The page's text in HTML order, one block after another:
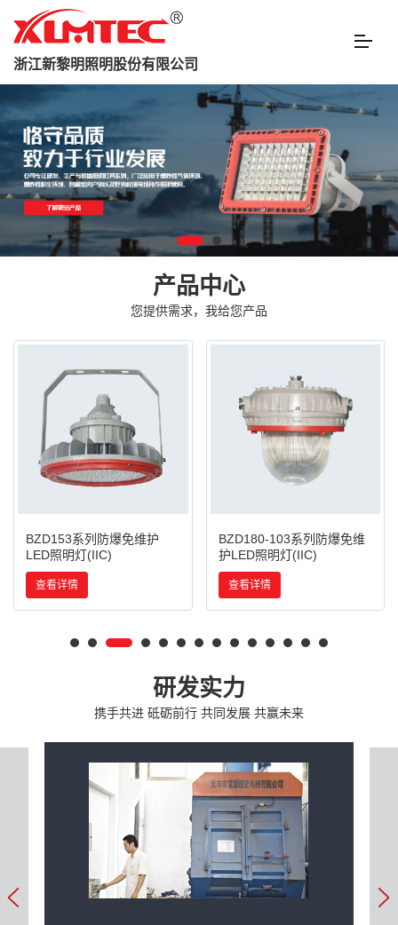
浙江新黎明照明股份有限公司
产品中心
您提供需求，我给您产品
BZD153系列防爆免维护
LED照明灯(IIC)
查看详情
BZD180-103系列防爆免维
护LED照明灯(IIC)
查看详情
研发实力
携手共进 砥砺前行 共同发展 共赢未来